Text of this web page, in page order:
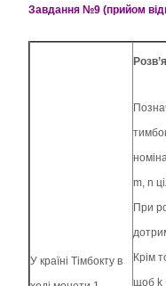
Завдання №9 (прийом
У країні Тімбокту в
m, n
При
Крім
щоб k